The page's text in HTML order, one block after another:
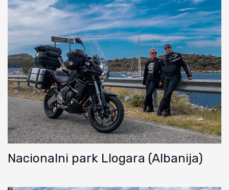
Nacionalni park Llogara (Albanija)